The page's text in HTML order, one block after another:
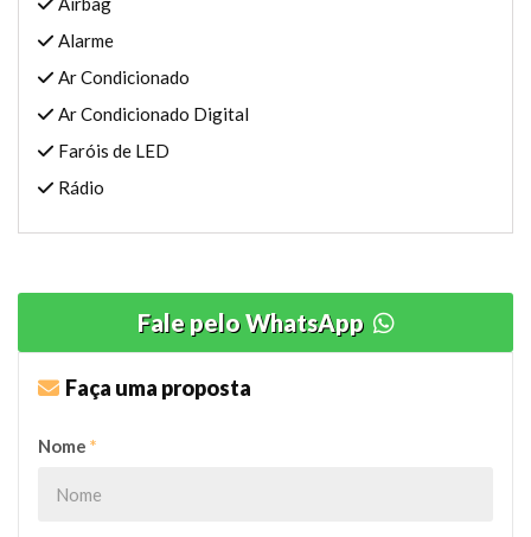
Alarme
Ar Condicionado
Ar Condicionado Digital
Faróis de LED
Rádio
Fale pelo WhatsApp
Faça uma proposta
Nome *